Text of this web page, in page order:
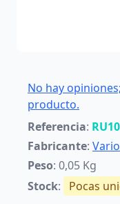
No hay
producto.
Referencia:
Fabricante:
Peso: 0,05 Kg
Stock: Pocas